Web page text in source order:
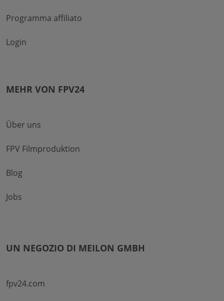
Programma affiliato
Login
MEHR VON FPV24
Über uns
FPV Filmproduktion
Blog
Jobs
UN NEGOZIO DI MEILON GMBH
fpv24.com